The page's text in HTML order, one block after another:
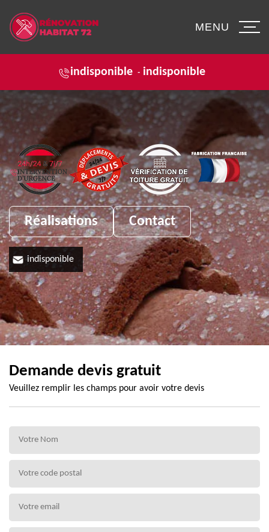
indisponible - indisponible
MENU
Réalisations Contact
indisponible
Demande devis gratuit
Veuillez remplir les champs pour avoir votre devis